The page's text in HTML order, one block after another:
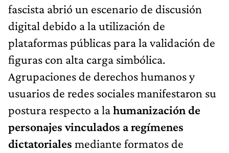
fascista abrió un escenario de discusión
digital debido a la utilización de
plataformas públicas para la validación de
figuras con alta carga simbólica.
Agrupaciones de derechos humanos y
usuarios de redes sociales manifestaron su
postura respecto a lahumanización de
personajes vinculados a regímenes
dictatoriales mediante formatos de